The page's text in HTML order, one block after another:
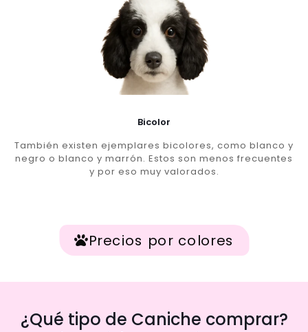
Bicolor
También existen ejemplares bicolores, como blanco y
negro o blanco y marrón. Estos son menos frecuentes
y por eso muy valorados.
Precios por colores
¿Qué tipo de Caniche comprar?